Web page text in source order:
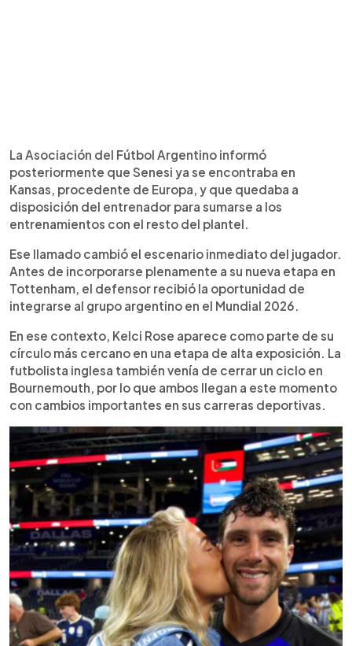
La Asociación del Fútbol Argentino informó
posteriormente que Senesi ya se encontraba en
Kansas, procedente de Europa, y que quedaba a
disposición del entrenador para sumarse a los
entrenamientos con el resto del plantel.
Ese llamado cambió el escenario inmediato del jugador.
Antes de incorporarse plenamente a su nueva etapa en
Tottenham, el defensor recibió la oportunidad de
integrarse al grupo argentino en el Mundial 2026.
En ese contexto, Kelci Rose aparece como parte de su
círculo más cercano en una etapa de alta exposición. La
futbolista inglesa también venía de cerrar un ciclo en
Bournemouth, por lo que ambos llegan a este momento
con cambios importantes en sus carreras deportivas.